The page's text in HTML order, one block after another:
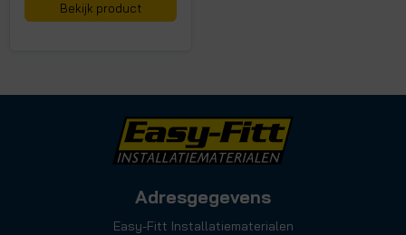
Bekijk product
Adresgegevens
Easy-Fitt Installatiematerialen